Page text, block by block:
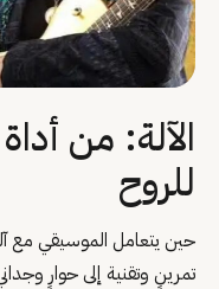
الآلة: من
للروح
حين يتعامل الموسيقي مع
تمرينٍ وتقنية إلى حوارٍ